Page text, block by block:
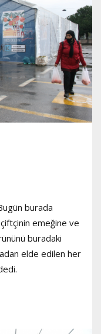
burada
çiftçinin emeğine ve
buradaki
elde edilen her